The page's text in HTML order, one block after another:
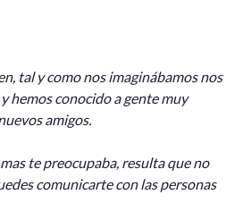
tal y como nos imaginábamos nos
hemos conocido a gente muy
amigos.
te preocupaba, resulta que no
comunicarte con las personas